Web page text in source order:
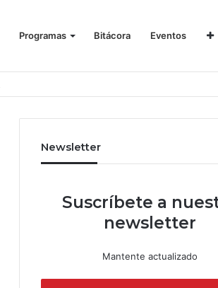
Programas Bitácora Eventos
Newsletter
Suscríbete a
newsletter
Mantente actualizado